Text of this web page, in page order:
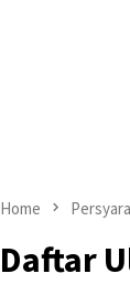
Home
Daftar